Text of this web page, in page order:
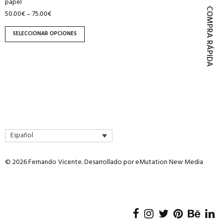
50.00€–75.00€
SELECCIONAR OPCIONES
página
de
producto
COMPRA RÁPIDA
Español
© 2026 Fernando Vicente. Desarrollado poreMutation New Media